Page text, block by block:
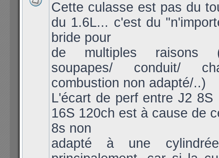
Cette culasse est pas du
du 1.6L... c'est du
bride pour
de multiples raisons
soupapes/ conduit/
combustion non adapté/..)
L'écart de perf entre J2 8S
16S 120ch est à cause de
8s non
adapté à une